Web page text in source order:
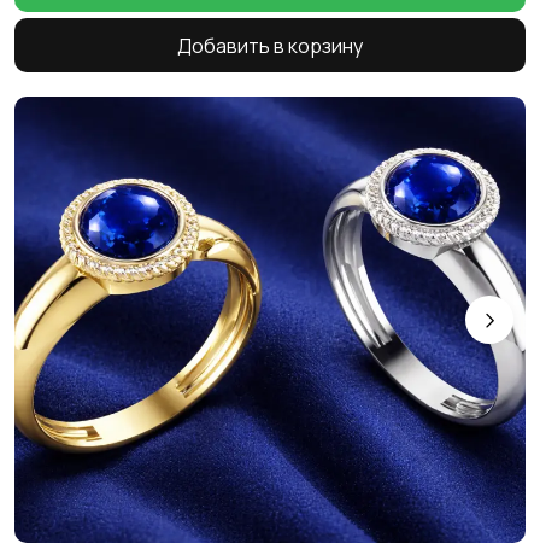
Добавить в корзину